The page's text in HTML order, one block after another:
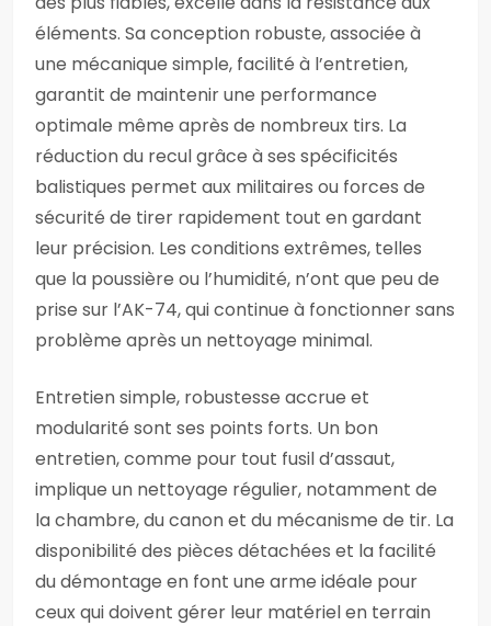
éléments. Sa conception robuste, associée à
une mécanique simple, facilité à l’entretien,
garantit de maintenir une performance
optimale même après de nombreux tirs. La
réduction du recul grâce à ses spécificités
balistiques permet aux militaires ou forces de
sécurité de tirer rapidement tout en gardant
leur précision. Les conditions extrêmes, telles
que la poussière ou l’humidité, n’ont que peu de
prise sur l’AK-74, qui continue à fonctionner sans
problème après un nettoyage minimal.
Entretien simple, robustesse accrue et
modularité sont ses points forts. Un bon
entretien, comme pour tout fusil d’assaut,
implique un nettoyage régulier, notamment de
la chambre, du canon et du mécanisme de tir. La
disponibilité des pièces détachées et la facilité
du démontage en font une arme idéale pour
ceux qui doivent gérer leur matériel en terrain